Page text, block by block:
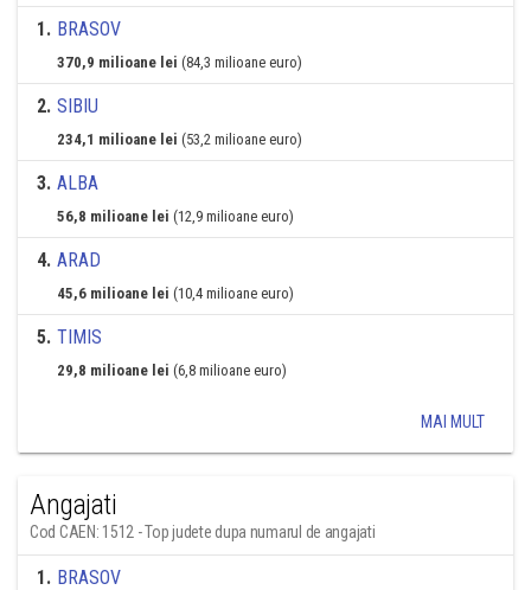
1. BRASOV
370,9 milioane lei (84,3 milioane euro)
2. SIBIU
234,1 milioane lei (53,2 milioane euro)
3. ALBA
56,8 milioane lei (12,9 milioane euro)
4. ARAD
45,6 milioane lei (10,4 milioane euro)
5. TIMIS
29,8 milioane lei (6,8 milioane euro)
MAI MULT
Angajati
Cod CAEN: 1512 - Top judete dupa numarul de angajati
1. BRASOV